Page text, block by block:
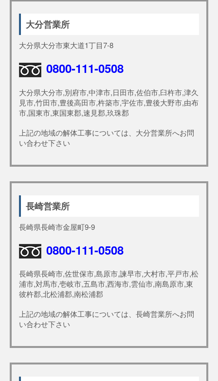
大分営業所
大分県大分市東大道1丁目7-8
0800-111-0508
大分県大分市,別府市,中津市,日田市,佐伯市,臼杵市,津久
見市,竹田市,豊後高田市,杵築市,宇佐市,豊後大野市,由布
市,国東市,東国東郡,速見郡,玖珠郡
上記の地域の解体工事については、大分営業所へお問
い合わせ下さい
長崎営業所
長崎県長崎市金屋町9-9
0800-111-0508
長崎県長崎市,佐世保市,島原市,諫早市,大村市,平戸市,松
浦市,対馬市,壱岐市,五島市,西海市,雲仙市,南島原市,東
彼杵郡,北松浦郡,南松浦郡
上記の地域の解体工事については、長崎営業所へお問
い合わせ下さい